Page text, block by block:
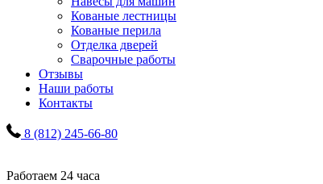
Кованые лестницы
Кованые перила
Отделка дверей
Сварочные работы
Отзывы
Наши работы
Контакты
8 (812) 245-66-80
Работаем 24 часа